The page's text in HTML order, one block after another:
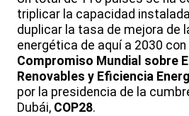
triplicar la capacidad
duplicar la tasa de mejora de
energética de aquí a 2030 con
Compromiso Mundial sobre
Renovables y Eficiencia
por la presidencia de la
Dubái, COP28.